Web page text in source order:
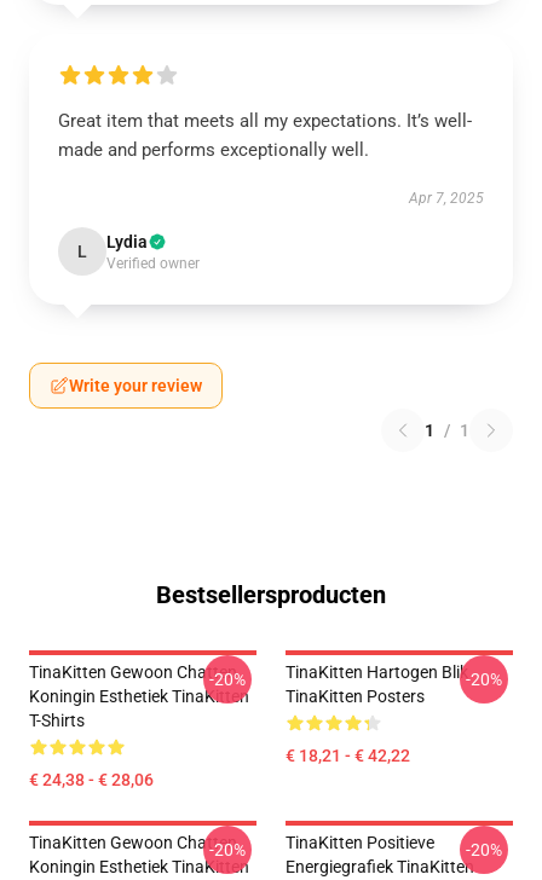
Great item that meets all my expectations. It’s well-
made and performs exceptionally well.
Apr 7, 2025
L Lydia
Verified owner
Write your review
1 / 1
Bestsellersproducten
TinaKitten Gewoon Chatten
Koningin Esthetiek TinaKitten
T-Shirts
€ 24,38 - € 28,06
-20%
TinaKitten Hartogen Blik
TinaKitten Posters
€ 18,21 - € 42,22
-20%
TinaKitten Gewoon Chatten
Koningin Esthetiek TinaKitten
-20%
TinaKitten Positieve
Energiegrafiek TinaKitten
-20%